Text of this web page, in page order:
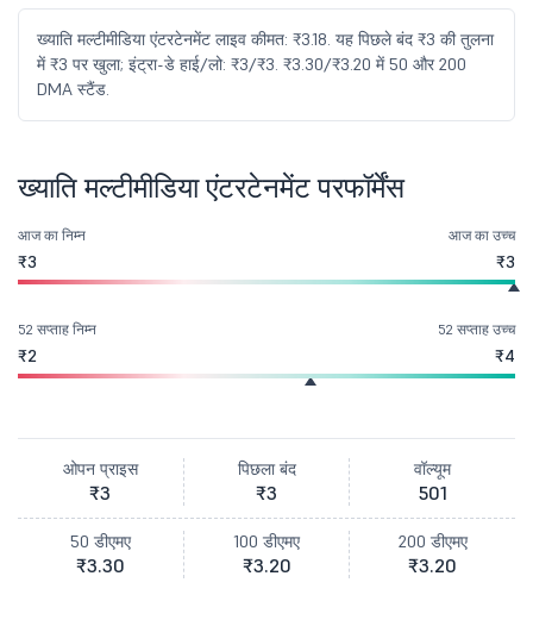
ख्याति मल्टीमीडिया एंटरटेनमेंट लाइव कीमत: ₹3.18. यह पिछले बंद ₹3 की तुलना
में ₹3 पर खुला; इंट्रा-डे हाई/लो: ₹3/₹3. ₹3.30/₹3.20 में 50 और 200
DMA स्टैंड.
ख्याति मल्टीमीडिया एंटरटेनमेंट परफॉर्मेंस
आज का निम्न
₹3
आज का उच्च
₹3
52 सप्ताह निम्न
₹2
52 सप्ताह उच्च
₹4
ओपन प्राइस
₹3
पिछला बंद
₹3
वॉल्यूम
501
50 डीएमए
₹3.30
100 डीएमए
₹3.20
200 डीएमए
₹3.20